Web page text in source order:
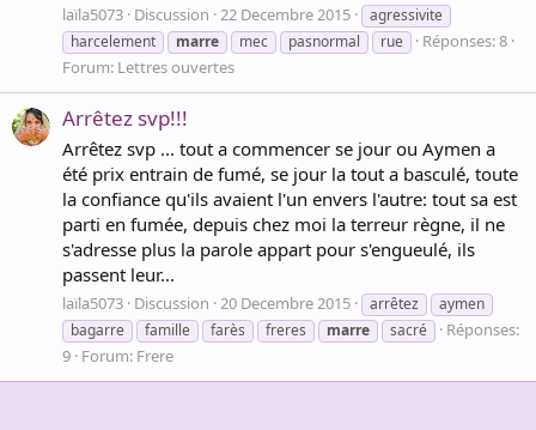
laïla5073 Discussion 22 Decembre 2015
agressivite
harcelement
marre mec pasnormal rue
Réponses: 8
Forum: Lettres ouvertes
Arrêtez svp!!!
Arrêtez svp ... tout a commencer se jour ou Aymen a
été prix entrain de fumé, se jour la tout a basculé, toute
la confiance qu'ils avaient l'un envers l'autre: tout sa est
parti en fumée, depuis chez moi la terreur règne, il ne
s'adresse plus la parole appart pour s'engueulé, ils
passent leur...
laïla5073 Discussion 20 Decembre 2015 arrêtez
aymen
bagarre
famille farès freres marre sacré
Réponses:
9 Forum: Frere